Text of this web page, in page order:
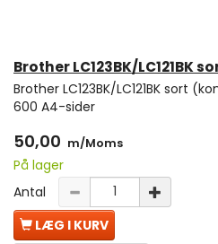
Brother LC123BK/LC121BK
Brother LC123BK/LC121BK sort
600 A4-sider
50,00 m/Moms
På lager
Antal
LÆG I KURV